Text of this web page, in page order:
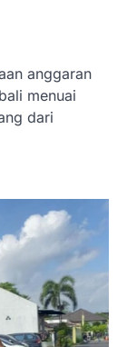
anggaran
menuai
dari